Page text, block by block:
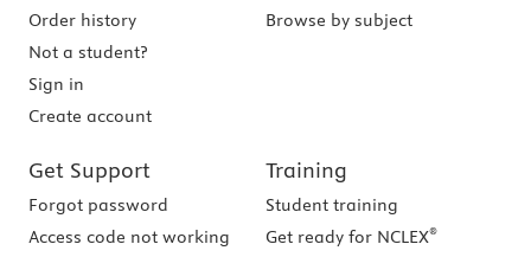
Order history
Not a student?
Sign in
Create account
Browse by subject
Get Support
Forgot password
Access code not working
Training
Student training
Get ready for NCLEX®